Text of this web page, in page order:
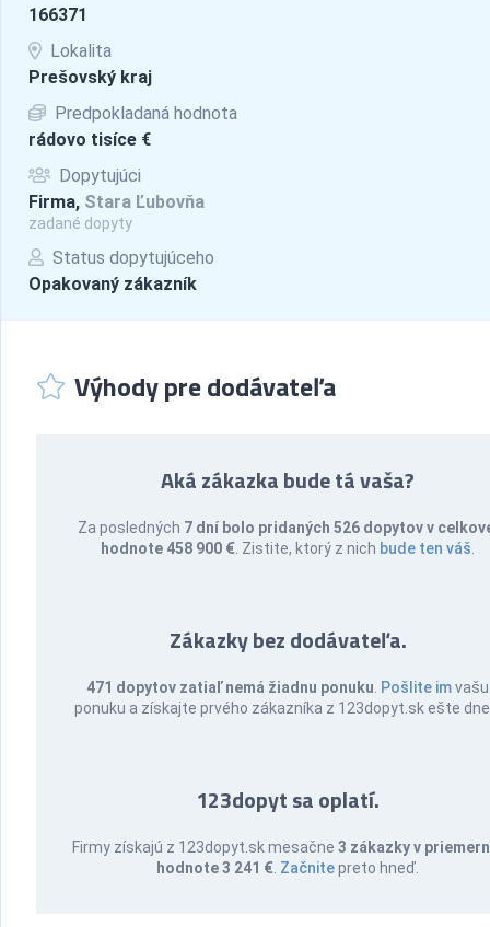
166371
Lokalita
Prešovský kraj
Predpokladaná hodnota
rádovo tisíce €
Dopytujúci
Firma, Stara Ľubovňa
zadané dopyty
Status dopytujúceho
Opakovaný zákazník
Výhody pre dodávateľa
Aká zákazka bude tá vaša?
Za posledných 7 dní bolo pridaných 526 dopytov v
hodnote 458 900 € . Zistite, ktorý z nich bude ten váš
Zákazky bez dodávateľa.
471 dopytov zatiaľ nemá žiadnu ponuku Pošlite imvašu
ponuku a získajte prvého zákazníka z 123dopyt.sk ešte
123dopyt sa oplatí.
Firmy získajú z 123dopyt.sk mesačne3 zákazky v
hodnote 3 241 € Začnitepreto hneď.